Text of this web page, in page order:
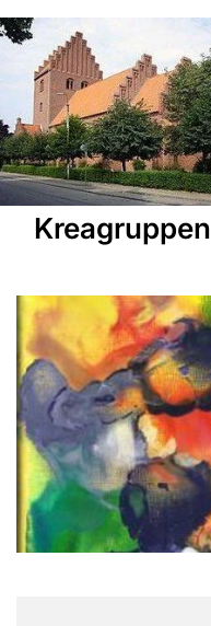
Kreagruppen